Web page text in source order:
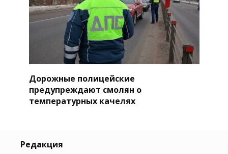
Дорожные полицейские
предупреждают смолян о
температурных качелях
Редакция